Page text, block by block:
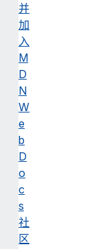
并
加
入
M
D
N
W
e
b
D
o
c
s
社
区